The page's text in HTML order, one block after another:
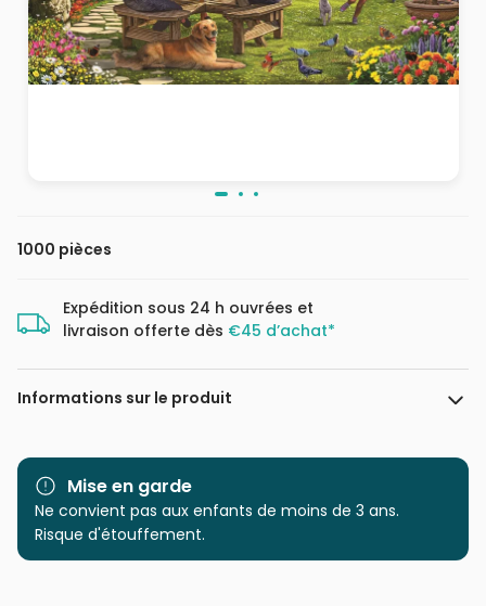
1000 pièces
Expédition sous 24 h ouvrées et
livraison offerte dès €45 d’achat*
Informations sur le produit
Marque Falcon
Catégorie Puzzles - Villes et Villages
Age
Puzzle pour Adultes (500 à
Mise en garde
Ne convient pas aux enfants de moins de 3 ans.
Risque d'étouffement.